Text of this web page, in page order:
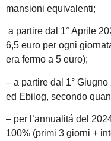
mansioni equivalenti;
a partire dal 1° Aprile
6,5 euro per ogni
era fermo a 5 euro);
– a partire dal 1°
ed Ebilog, secondo
– per l’annualitá del
100% (primi 3 giorni +